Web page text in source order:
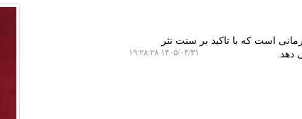
است که با تاکید بر سنت نثر
دهد.
۱۴۰۵/۰۴/۳۱ ۱۹:۲۸:۲۸